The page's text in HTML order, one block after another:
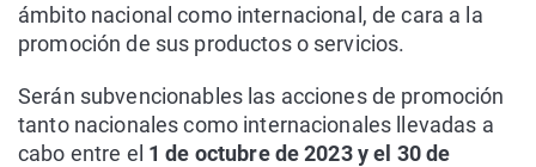
ámbito nacional como internacional, de cara a la
promoción de sus productos o servicios.
Serán subvencionables las acciones de promoción
tanto nacionales como internacionales llevadas a
cabo entre el 1 de octubre de 2023 y el 30 de